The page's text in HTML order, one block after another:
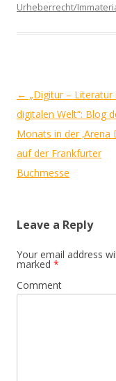
Urheberrecht/
Post
navigation
← „Digitur – Literatur
digitalen Welt“: Blog
Monats in der ‚Arena
auf der Frankfurter
Buchmesse
Leave a Reply
Your email address
marked *
Comment